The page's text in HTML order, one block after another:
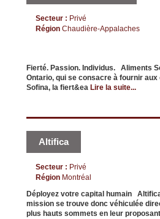
Secteur : Privé
Région Chaudière-Appalaches
Fierté. Passion. Individus. Aliments
Ontario, qui se consacre à fournir
Sofina, la fiert&ea Lire la suite...
Altifica
Secteur : Privé
Région Montréal
Déployez votre capital humain
mission se trouve donc véhiculée
plus hauts sommets en leur